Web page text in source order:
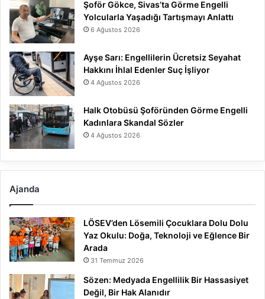
Şoför Gökce, Sivas’ta Görme Engelli
Yolcularla Yaşadığı Tartışmayı Anlattı
6 Ağustos 2026
Ayşe Sarı: Engellilerin Ücretsiz Seyahat
Hakkını İhlal Edenler Suç İşliyor
4 Ağustos 2026
Halk Otobüsü Şoföründen Görme Engelli
Kadınlara Skandal Sözler
4 Ağustos 2026
Ajanda
LÖSEV’den Lösemili Çocuklara Dolu Dolu
Yaz Okulu: Doğa, Teknoloji ve Eğlence Bir
Arada
31 Temmuz 2026
Sözen: Medyada Engellilik Bir Hassasiyet
Değil, Bir Hak Alanıdır